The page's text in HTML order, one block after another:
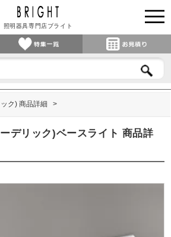
照明器具専門店ブライト
ク) 商品詳細
デリック)ベースライト 商品詳